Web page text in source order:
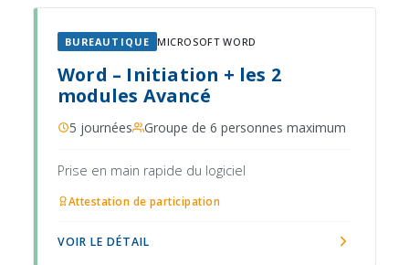
BUREAUTIQUE MICROSOFT WORD
Word – Initiation + les 2
modules Avancé
5 journées Groupe de 6 personnes maximum
Prise en main rapide du logiciel
Attestation de participation
VOIR LE DÉTAIL